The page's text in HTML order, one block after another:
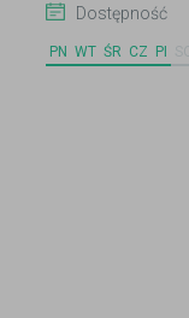
Dostępność
PN WT ŚR CZ PI